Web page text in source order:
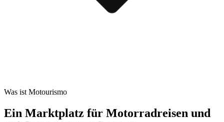
Was ist Motourismo
Ein Marktplatz für Motorradreisen und